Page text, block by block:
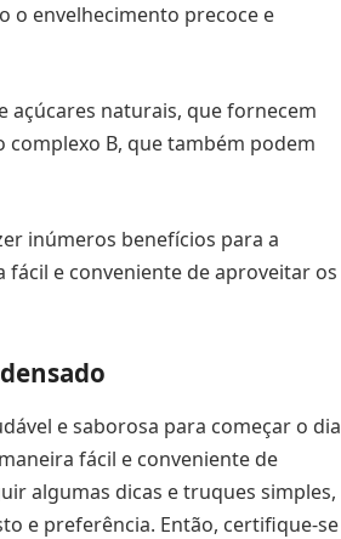
o envelhecimento precoce e
açúcares naturais, que fornecem
B, que também podem
inúmeros benefícios para a
fácil e conveniente de aproveitar os
e saborosa para começar o dia
fácil e conveniente de
algumas dicas e truques simples,
e preferência. Então, certifique-se